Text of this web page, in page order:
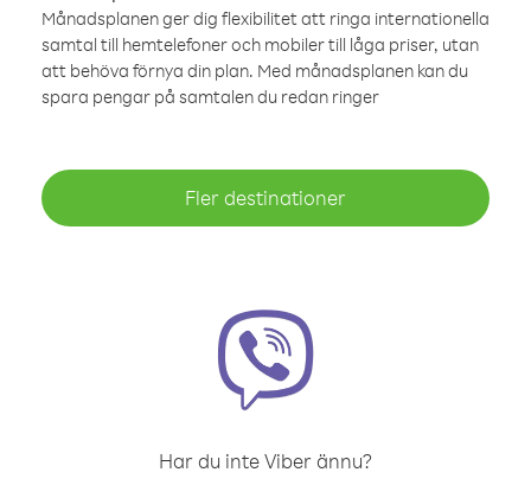
Månadsplanen ger dig flexibilitet att ringa internationella
samtal till hemtelefoner och mobiler till låga priser, utan
att behöva förnya din plan. Med månadsplanen kan du
spara pengar på samtalen du redan ringer
Fler destinationer
Har du inte Viber ännu?